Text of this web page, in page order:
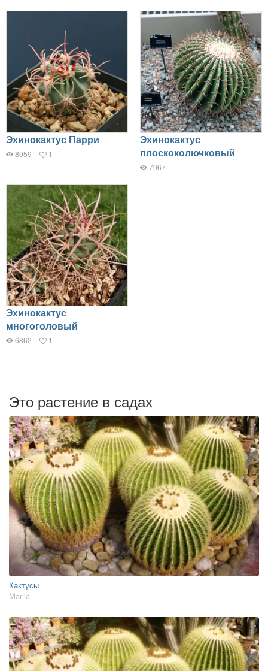
Эхинокактус Парри
8059 1
Эхинокактус
плоскоколючковый
7067
Эхинокактус
многоголовый
6862 1
Это растение в садах
Кактусы
Mariia